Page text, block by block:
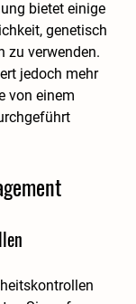
bietet einige
genetisch
zu verwenden.
jedoch mehr
von einem